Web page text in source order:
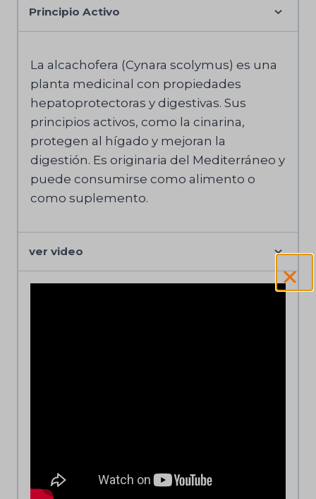
Principio Activo
La alcachofera (Cynara scolymus) es una
planta medicinal con propiedades
hepatoprotectoras y digestivas. Sus
principios activos, como la cinarina,
protegen al hígado y mejoran la
digestión. Es originaria del Mediterráneo y
puede consumirse como alimento o
como suplemento.
ver video